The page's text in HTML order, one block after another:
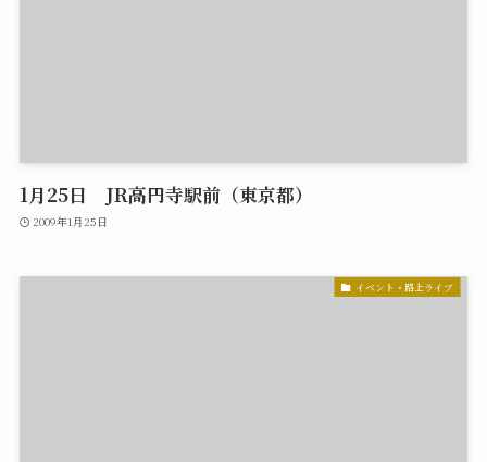
1月25日 JR高円寺駅前（東京都）
2009年1月25日
イベント・路上ライブ